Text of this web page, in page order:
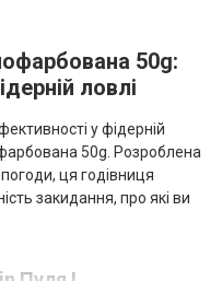
50g:
ловлі
у фідерній
50g. Розроблена
ця годівниця
закидання, про які ви